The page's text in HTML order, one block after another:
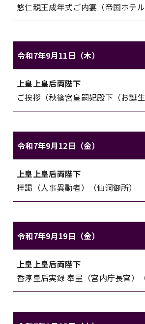
悠仁親王成年式ご内宴（帝国ホテル
令和7年9月11日（木）
対象 内容
上皇上皇后両陛下
ご挨拶（秋篠宮皇嗣妃殿下（お誕
令和7年9月12日（金）
対象 内容
上皇上皇后両陛下
拝謁（人事異動者）（仙洞御所）
令和7年9月19日（金）
対象 内容
上皇上皇后両陛下
香淳皇后実録 奉呈（宮内庁長官）